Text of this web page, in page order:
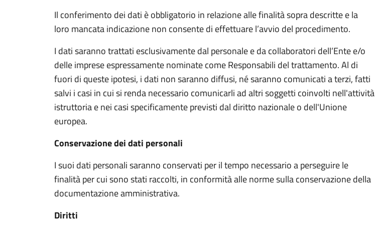
Il conferimento dei dati è obbligatorio in relazione alle finalità sopra descritte e la
loro mancata indicazione non consente di effettuare l’avvio del procedimento.
I dati saranno trattati esclusivamente dal personale e da collaboratori dell’Ente e/o
delle imprese espressamente nominate come Responsabili del trattamento. Al di
fuori di queste ipotesi, i dati non saranno diffusi, né saranno comunicati a terzi, fatti
salvi i casi in cui si renda necessario comunicarli ad altri soggetti coinvolti nell'attività
istruttoria e nei casi specificamente previsti dal diritto nazionale o dell'Unione
europea.
Conservazione dei dati personali
I suoi dati personali saranno conservati per il tempo necessario a perseguire le
finalità per cui sono stati raccolti, in conformità alle norme sulla conservazione della
documentazione amministrativa.
Diritti